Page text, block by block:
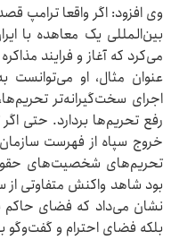
وی افزود: اگر واقعا ترامپ
بین‌المللی یک معاهده با
می‌کرد که آغاز و فرایند
عنوان مثال، او
اجرای سخت‌گیرانه‌تر
رفع تحریم‌ها بردارد. حتی
خروج سپاه از فهرست
تحریم‌های شخصیت‌های
بود شاهد واکنش متفاوتی
نشان می‌داد که فضای حاکم
بلکه فضای احترام و گفت‌وگو